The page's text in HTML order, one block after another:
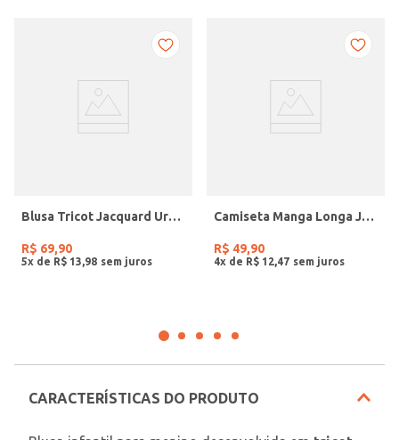
Blusa Tricot Jacquard Urso Infantil Para Menina - ROSE
R$ 69,90
5x de R$ 13 98
Camiseta Manga Longa Juvenil Para Menino - VERDE
R$ 49,90
4x de R$ 12 47
CARACTERÍSTICAS DO PRODUTO